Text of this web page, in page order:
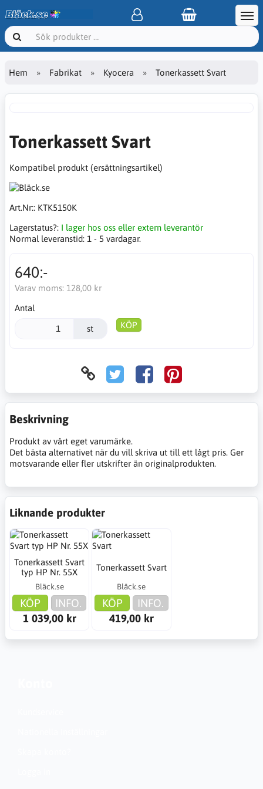
Hem Fabrikat Kyocera Tonerkassett Svart
Tonerkassett Svart
Kompatibel produkt (ersättningsartikel)
Art.Nr:: KTK5150K
Lagerstatus?: I lager hos oss eller extern leverantör
Normal leveranstid: 1 - 5 vardagar.
640:-
Varav moms: 128,00 kr
Antal
st KÖP
Beskrivning
Produkt av vårt eget varumärke.
Det bästa alternativet när du vill skriva ut till ett lågt pris. Ger
motsvarande eller fler utskrifter än originalprodukten.
Liknande produkter
Tonerkassett Svart
typ HP Nr. 55X
Bläck.se
KÖP
INFO.
1 039,00 kr
Tonerkassett Svart
Bläck.se
KÖP
INFO.
419,00 kr